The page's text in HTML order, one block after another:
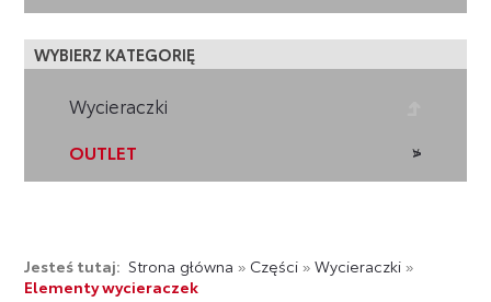
WYBIERZ KATEGORIĘ
Wycieraczki
OUTLET
Jesteś tutaj: Strona główna » Części»Wycieraczki»
Elementy wycieraczek